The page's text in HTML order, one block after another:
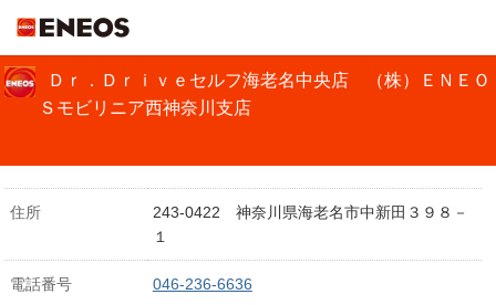
Ｄｒ．Ｄｒｉｖｅセルフ海老名中央店 （株）ＥＮＥＯ
Ｓモビリニア西神奈川支店
住所
243-0422 神奈川県海老名市中新田３９８－
１
電話番号 046-236-6636